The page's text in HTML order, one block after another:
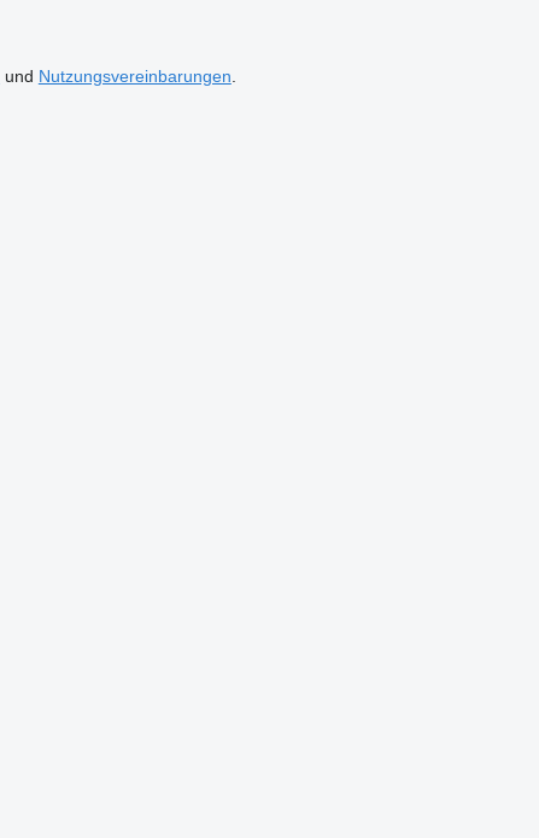
und Nutzungsvereinbarungen